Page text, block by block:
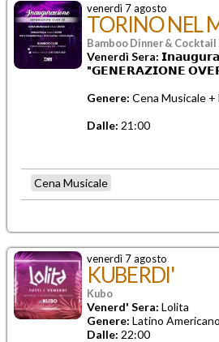
venerdì 7 agosto
TORINO NEL
Bamboo Dinner & Cocktail
Venerdì Sera:
"𝗚𝗘𝗡𝗘𝗥𝗔𝗭𝗜𝗢𝗡𝗘
Genere: Cena Musicale
Dalle: 21:00
Cena Musicale
venerdì 7 agosto
KUBERDI'
Kubo
Venerd' Sera: Lolita
Genere: Latino Americano
Dalle: 22:00